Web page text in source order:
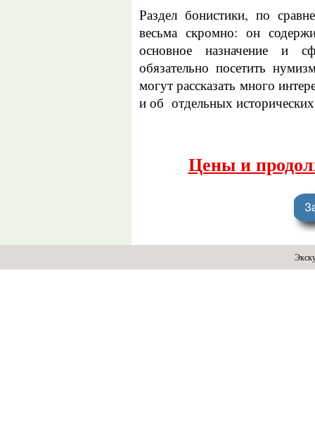
Раздел бонистики, по
весьма скромно: он
основное назначение и
обязательно посетить
могут рассказать много
и об отдельных
Цены и